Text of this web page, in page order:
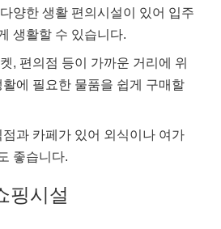
양한 생활 편의시설이 있어 입주
생활할 수 있습니다.
, 편의점 등이 가까운 거리에 위
에 필요한 물품을 쉽게 구매할
과 카페가 있어 외식이나 여가
좋습니다.
핑시설